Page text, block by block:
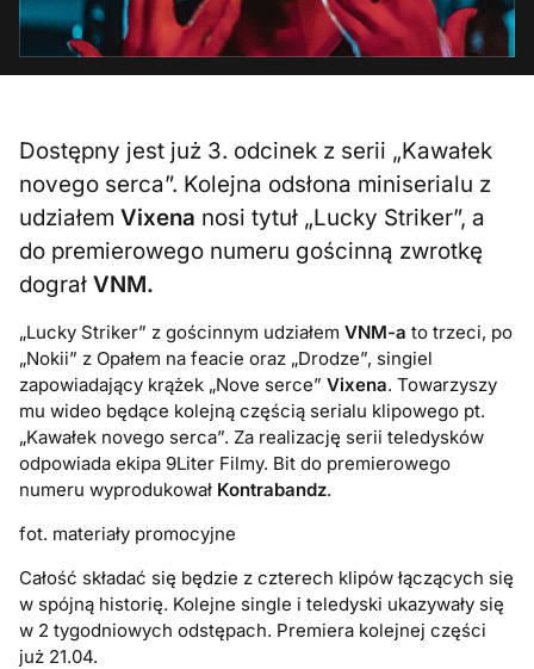
Dostępny jest już 3. odcinek z serii „Kawałek
novego serca”. Kolejna odsłona miniserialu z
udziałemVixena nosi tytuł „Lucky Striker”, a
do premierowego numeru gościnną zwrotkę
dograł VNM.
„Lucky Striker” z gościnnym udziałemVNM-a to trzeci, po
„Nokii” z Opałem na feacie oraz „Drodze”, singiel
zapowiadający krążek „Nove serce”Vixena. Towarzyszy
mu wideo będące kolejną częścią serialu klipowego pt.
„Kawałek novego serca”. Za realizację serii teledysków
odpowiada ekipa 9Liter Filmy. Bit do premierowego
numeru wyprodukował Kontrabandz.
fot. materiały promocyjne
Całość składać się będzie z czterech klipów łączących się
w spójną historię. Kolejne single i teledyski ukazywały się
w 2 tygodniowych odstępach. Premiera kolejnej części
już 21.04.